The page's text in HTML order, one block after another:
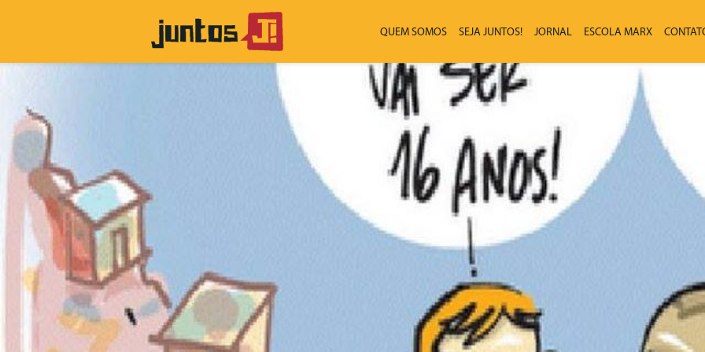
QUEM SOMOS SEJA JUNTOS! JORNAL ESCOLA MARX